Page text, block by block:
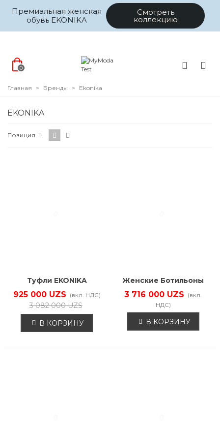
Премиальная женская
обувь EKONIKA
Смотреть
коллекцию
0
Главная > Бренды > Ekonika
Категории
EKONIKA
Позиция
Туфли EKONIKA
EN00854CN-03-FRAPPE-
25S
925 000 UZS (вкл. НДС)
3 082 000 UZS
В КОРЗИНУ
Женские Ботильоны
Деми EKONIKA
EN00320CN-28-
WALNUT-25W
3 716 000 UZS (вкл.
НДС)
В КОРЗИНУ